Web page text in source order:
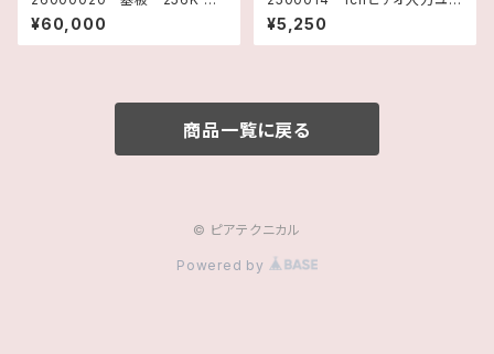
AM TM990/203A-2 H21
74001 テキサスインスツルメ
ンツ
¥60,000
ット(VT2用) VT2-V1 KEYE
NCECORPORATION
¥5,250
商品一覧に戻る
© ピアテクニカル
Powered by